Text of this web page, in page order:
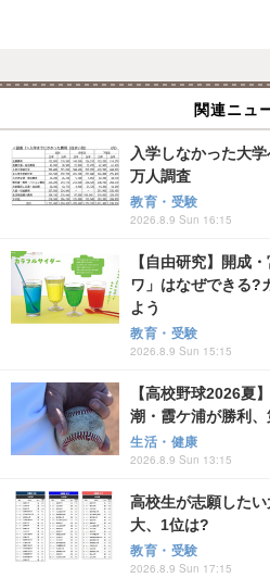
関連ニュ
入学しなかった大
万人調査
教育・受験
2026.8.9 Sun 16:15
【自由研究】開成
ワ」はなぜできる?
よう
教育・受験
2026.8.9 Sun 15:15
【高校野球2026夏
潮・霞ケ浦が勝利
生活・健康
2026.8.9 Sun 13:15
高校生が志願した
大、1位は?
教育・受験
2026.8.9 Sun 17:15